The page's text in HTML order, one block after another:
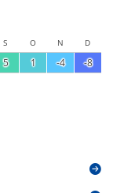
S O N D
5 1 -4 -8